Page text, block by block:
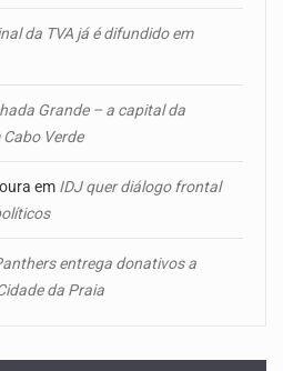
da TVA já é difundido em
Grande – a capital da
Verde
em IDJ quer diálogo frontal
entrega donativos a
da Praia